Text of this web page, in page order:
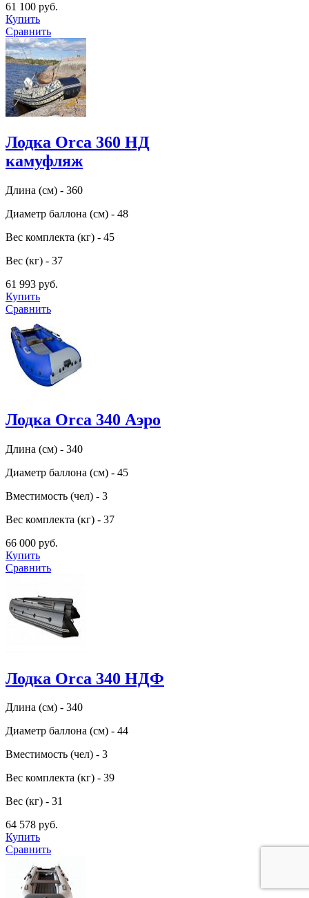
61 100 руб.
Купить
Сравнить
Лодка Orca 360 НД
камуфляж
Длина (см) - 360
Диаметр баллона (см) - 48
Вес комплекта (кг) - 45
Вес (кг) - 37
61 993 руб.
Купить
Сравнить
Лодка Orca 340 Аэро
Длина (см) - 340
Диаметр баллона (см) - 45
Вместимость (чел) - 3
Вес комплекта (кг) - 37
66 000 руб.
Купить
Сравнить
Лодка Orca 340 НДФ
Длина (см) - 340
Диаметр баллона (см) - 44
Вместимость (чел) - 3
Вес комплекта (кг) - 39
Вес (кг) - 31
64 578 руб.
Купить
Сравнить